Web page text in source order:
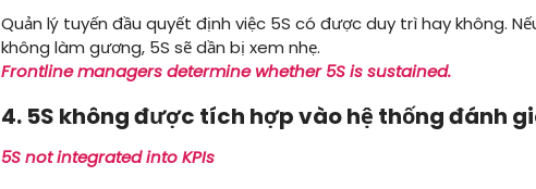
Quản lý tuyến đầu quyết định việc 5S có được duy trì hay không.
không làm gương, 5S sẽ dần bị xem nhẹ.
Frontline managers determine whether 5S is sustained.
4. 5S không được tích hợp vào hệ thống đánh
5S not integrated into KPIs